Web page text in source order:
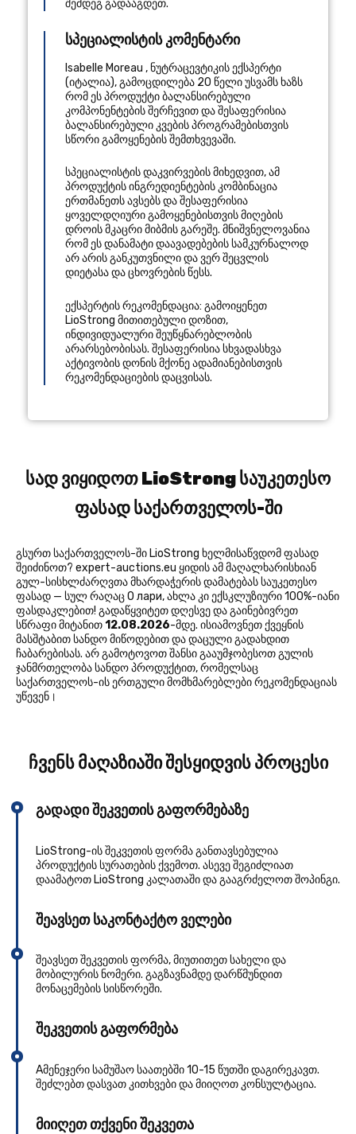
შემდეგ გადააგდეთ.
სპეციალისტის კომენტარი
Isabelle Moreau ,ნუტრაცევტიკის ექსპერტი
(იტალია), გამოცდილება 20 წელიუსვამს ხაზს
რომ ეს პროდუქტი ბალანსირებული
კომპონენტების შერჩევით და შესაფერისია
ბალანსირებული კვების პროგრამებისთვის
სწორი გამოყენების შემთხვევაში.
სპეციალისტის დაკვირვების მიხედვით, ამ
პროდუქტის ინგრედიენტების კომბინაცია
ერთმანეთს ავსებს და შესაფერისია
ყოველდღიური გამოყენებისთვის მიღების
დროის მკაცრი მიბმის გარეშე. მნიშვნელოვანია
რომ ეს დანამატი დაავადებების სამკურნალოდ
არ არის განკუთვნილი და ვერ შეცვლის
დიეტასა და ცხოვრების წესს.
ექსპერტის რეკომენდაცია: გამოიყენეთ
LioStrong მითითებული დოზით,
ინდივიდუალური შეუწყნარებლობის
არარსებობისას. შესაფერისია სხვადასხვა
აქტივობის დონის მქონე ადამიანებისთვის
რეკომენდაციების დაცვისას.
სად ვიყიდოთ LioStrong საუკეთესო
ფასად საქართველოს-ში
გსურთ საქართველოს-ში LioStrong ხელმისაწვდომ ფასად
შეიძინოთ? expert-auctions.eu ყიდის ამ მაღალხარისხიან
გულ-სისხლძარღვთა მხარდაჭერის დამატებას საუკეთესო
ფასად — სულ რაღაც 0 лари, ახლა კი ექსკლუზიური 100%-იანი
ფასდაკლებით! გადაწყვიტეთ დღესვე და გაინებივრეთ
სწრაფი მიტანით12.08.2026-მდე. ისიამოვნეთ ქვეყნის
მასშტაბით სანდო მიწოდებით და დაცული გადახდით
ჩაბარებისას. არ გამოტოვოთ შანსი გააუმჯობესოთ გულის
ჯანმრთელობა სანდო პროდუქტით, რომელსაც
საქართველოს-ის ერთგული მომხმარებლები რეკომენდაციას
უწევენ।
ჩვენს მაღაზიაში შესყიდვის პროცესი
გადადი შეკვეთის გაფორმებაზე
LioStrong-ის შეკვეთის ფორმა განთავსებულია
პროდუქტის სურათების ქვემოთ. ასევე შეგიძლიათ
დაამატოთ LioStrong კალათაში და გააგრძელოთ შოპინგი.
შეავსეთ საკონტაქტო ველები
შეავსეთ შეკვეთის ფორმა, მიუთითეთ სახელი და
მობილურის ნომერი. გაგზავნამდე დარწმუნდით
მონაცემების სისწორეში.
შეკვეთის გაფორმება
Aმენეჯერი სამუშაო საათებში 10-15 წუთში დაგირეკავთ.
შეძლებთ დასვათ კითხვები და მიიღოთ კონსულტაცია.
მიიღეთ თქვენი შეკვეთა